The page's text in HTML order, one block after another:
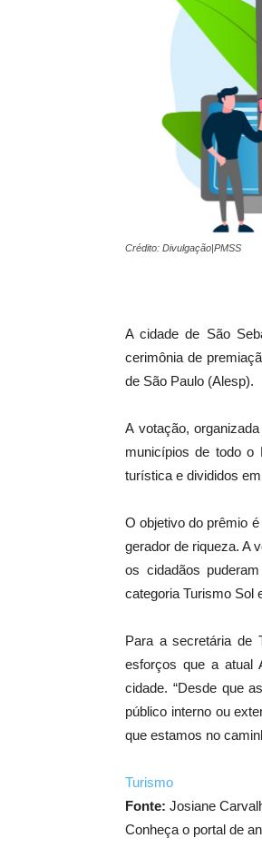
Crédito: Divulgação|PMSS
A cidade de São
cerimônia de
de São Paulo (Alesp).
A votação,
municípios de todo o
turística e divididos
O objetivo do prêmio
gerador de riqueza. A
os cidadãos
categoria Turismo Sol
Para a secretária de
esforços que a atual
cidade. “Desde que
público interno ou
que estamos no
Turismo
Fonte: Josiane
Conheça o portal de